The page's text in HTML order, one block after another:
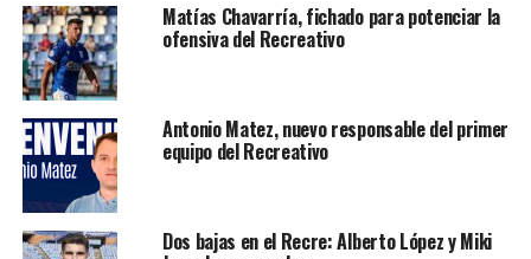
Matías Chavarría, fichado para potenciar la
ofensiva del Recreativo
Antonio Matez, nuevo responsable del primer
equipo del Recreativo
Dos bajas en el Recre: Alberto López y Miki